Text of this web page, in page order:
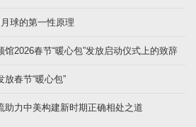
球的第一性原理
2026春节“暖心包”发放启动仪式上的致辞
春节“暖心包”
助力中美构建新时期正确相处之道